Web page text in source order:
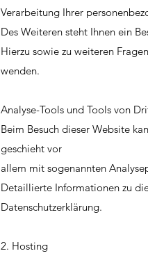
Verarbeitung Ihrer
Des Weiteren steht Ihnen ein
Hierzu sowie zu weiteren
wenden.
Analyse-Tools und Tools von
Beim Besuch dieser Website
geschieht vor
allem mit sogenannten
Detaillierte Informationen zu
Datenschutzerklärung.
2. Hosting